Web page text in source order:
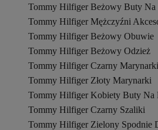
Tommy Hilfiger Beżowy Buty Na
Tommy Hilfiger Mężczyźni
Tommy Hilfiger Beżowy Obuwie
Tommy Hilfiger Beżowy Odzież
Tommy Hilfiger Czarny
Tommy Hilfiger Złoty Marynarki
Tommy Hilfiger Kobiety Buty Na
Tommy Hilfiger Czarny Szaliki
Tommy Hilfiger Zielony Spodnie